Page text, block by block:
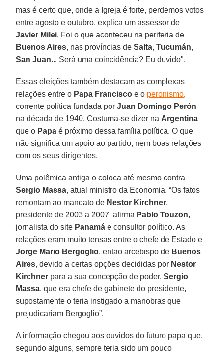
mas é certo que, onde a Igreja é forte, perdemos votos
entre agosto e outubro, explica um assessor de
Javier Milei. Foi o que aconteceu na periferia de
Buenos Aires, nas províncias deSalta,Tucumán,
San Juan... Será uma coincidência? Eu duvido".
Essas eleições também destacam as complexas
relações entre o Papa Francisco e o peronismo,
corrente política fundada porJuan Domingo Perón
na década de 1940. Costuma-se dizer na Argentina
que o Papa é próximo dessa família política. O que
não significa um apoio ao partido, nem boas relações
com os seus dirigentes.
Uma polêmica antiga o coloca até mesmo contra
Sergio Massa, atual ministro da Economia. “Os fatos
remontam ao mandato de Nestor Kirchner,
presidente de 2003 a 2007, afirma Pablo Touzon,
jornalista do site Panamá e consultor político. As
relações eram muito tensas entre o chefe de Estado e
Jorge Mario Bergoglio, então arcebispo de Buenos
Aires, devido a certas opções decididas por Nestor
Kirchner para a sua concepção de poder.Sergio
Massa, que era chefe de gabinete do presidente,
supostamente o teria instigado a manobras que
prejudicariam Bergoglio”.
A informação chegou aos ouvidos do futuro papa que,
segundo alguns, sempre teria sido um pouco